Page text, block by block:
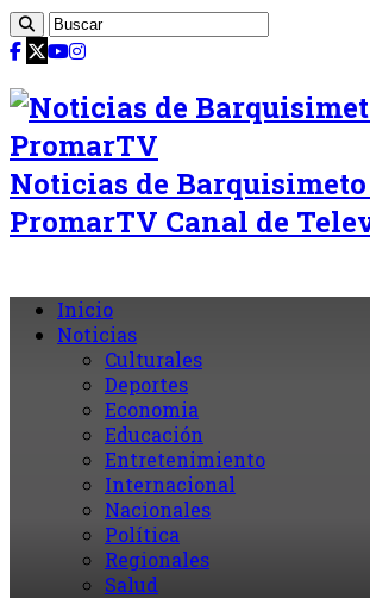
Noticias de
PromarTV Canal de
Inicio
Noticias
Culturales
Deportes
Economia
Educación
Entretenimiento
Internacional
Nacionales
Política
Regionales
Salud